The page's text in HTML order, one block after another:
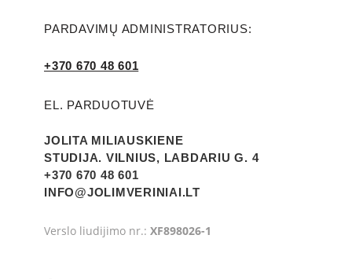
PARDAVIMŲ ADMINISTRATORIUS:
+370 670 48 601
EL. PARDUOTUVĖ
JOLITA MILIAUSKIENE
STUDIJA. VILNIUS, LABDARIU G. 4
+370 670 48 601
INFO@JOLIMVERINIAI.LT
Verslo liudijimo nr.: XF898026-1